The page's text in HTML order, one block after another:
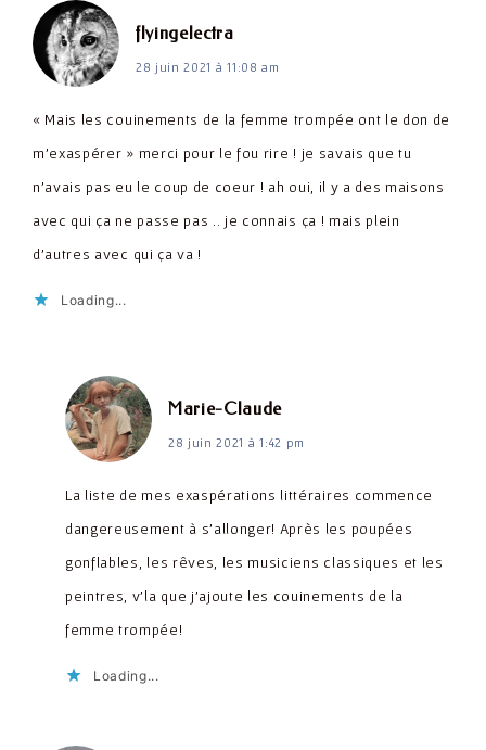
flyingelectradit :
28 juin 2021 à 11:08 am
« Mais les couinements de la femme trompée ont le don de
m’exaspérer » merci pour le fou rire ! je savais que tu
n’avais pas eu le coup de coeur ! ah oui, il y a des maisons
avec qui ça ne passe pas .. je connais ça ! mais plein
d’autres avec qui ça va !
Loading...
Marie-Claudedit :
28 juin 2021 à 1:42 pm
La liste de mes exaspérations littéraires commence
dangereusement à s’allonger! Après les poupées
gonflables, les rêves, les musiciens classiques et les
peintres, v’la que j’ajoute les couinements de la
femme trompée!
Loading...